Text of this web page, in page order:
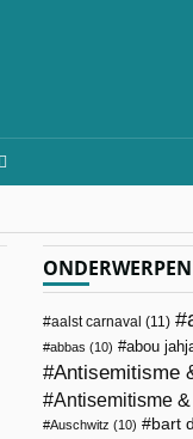
ONDERWERPEN
aalst carnaval (11)
abbas (10) abou
Antisemitisme
Antisemitisme
Auschwitz (10) bart